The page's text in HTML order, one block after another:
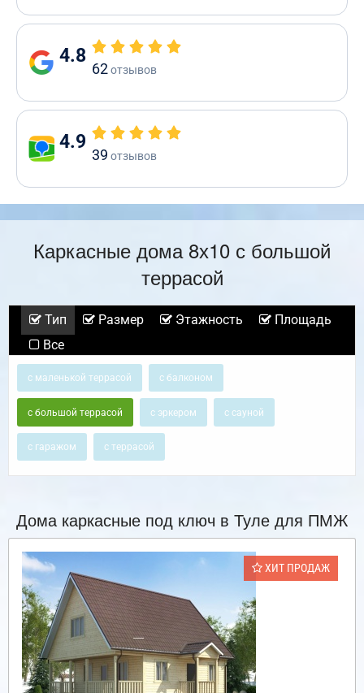
4.8
62отзывов
4.9
39 отзывов
Каркасные дома 8х10 с большой
террасой
Тип Размер Этажность
Площадь
Все
с маленькой террасой с балконом
с большой террасой с эркером с сауной
с гаражом с террасой
Дома каркасные под ключ в Туле для ПМЖ
ХИТ ПРОДАЖ